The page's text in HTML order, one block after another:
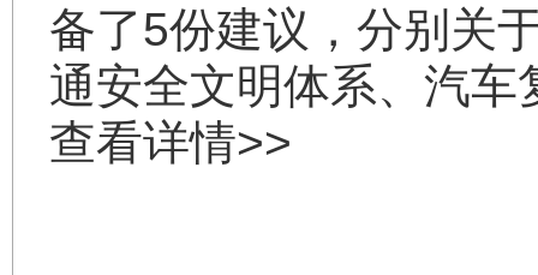
备了5份建议，分别关
通安全文明体系、汽
查看详情>>